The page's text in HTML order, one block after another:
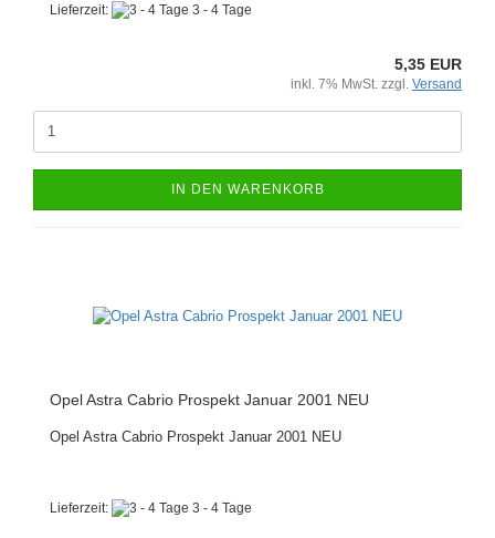
Lieferzeit: 3 - 4 Tage
5,35 EUR
inkl. 7% MwSt. zzgl. Versand
IN DEN WARENKORB
Opel Astra Cabrio Prospekt Januar 2001 NEU
Opel Astra Cabrio Prospekt Januar 2001 NEU
Lieferzeit: 3 - 4 Tage